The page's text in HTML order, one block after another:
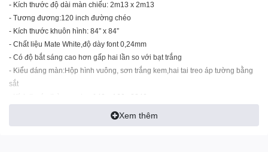
- Kích thước độ dài màn chiếu: 2m13 x 2m13
- Tương đương:120 inch đường chéo
- Kích thước khuôn hình: 84” x 84”
- Chất liệu Mate White,độ dày font 0,24mm
- Có độ bắt sáng cao hơn gấp hai lần so với bạt trắng
- Kiểu dáng màn:Hộp hình vuông, sơn trắng kem,hai tai treo áp tường bằng
sắt
- Kích thước thùng carton:140 x 160 x2240 mm
- Có hai điều khiển từ xa(Remote)Xem thêm